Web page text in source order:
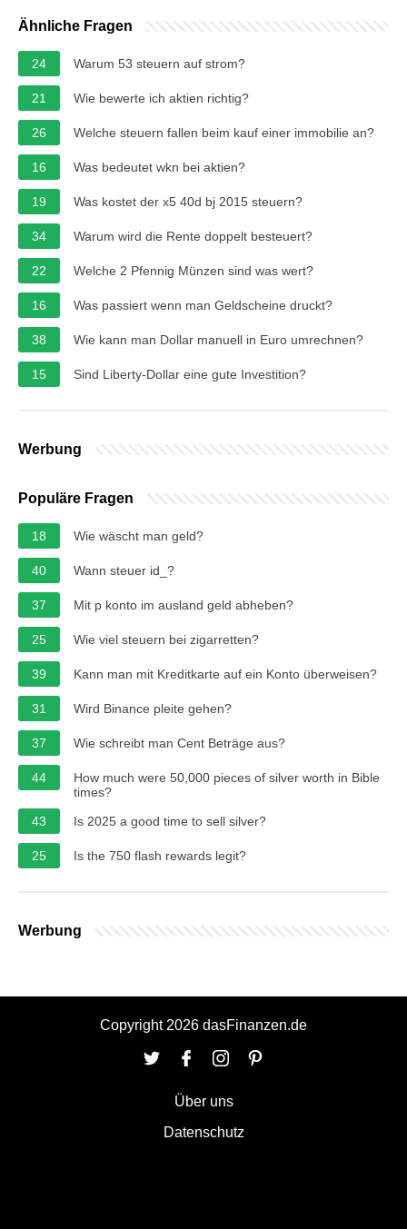
Ähnliche Fragen
24 Warum 53 steuern auf strom?
21 Wie bewerte ich aktien richtig?
26 Welche steuern fallen beim kauf einer immobilie an?
16 Was bedeutet wkn bei aktien?
19 Was kostet der x5 40d bj 2015 steuern?
34 Warum wird die Rente doppelt besteuert?
22 Welche 2 Pfennig Münzen sind was wert?
16 Was passiert wenn man Geldscheine druckt?
38 Wie kann man Dollar manuell in Euro umrechnen?
15 Sind Liberty-Dollar eine gute Investition?
Werbung
Populäre Fragen
18 Wie wäscht man geld?
40 Wann steuer id_?
37 Mit p konto im ausland geld abheben?
25 Wie viel steuern bei zigarretten?
39 Kann man mit Kreditkarte auf ein Konto überweisen?
31 Wird Binance pleite gehen?
37 Wie schreibt man Cent Beträge aus?
44
How much were 50,000 pieces of silver worth in Bible
times?
43
Is 2025 a good time to sell silver?
25 Is the 750 flash rewards legit?
Werbung
Copyright 2026 dasFinanzen.de
Über uns
Datenschutz